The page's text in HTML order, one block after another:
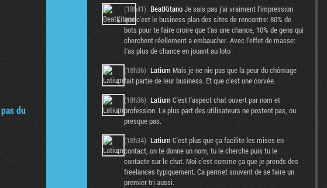
pas du
(18h41) BeatKitanoJe sais pas j'ai vraiment l'impression
que c'est le business plan des sites de rencontre: 80% de
bots pour te faire croire que t'as une chance, 10% de gens qui
cherchent réellement a embaucher. Avec l'effet de masse:
t'as plus de chance en jouant au loto
(18h36) Latium Mais je ne nie pas que la peur du chômage
fait partie de leur business. Et que c'est une corvée.
(18h36) Latium C'est l'aspect chat ouvert par nom et
profession. La plus part des utilisateurs ne postent pas, ou
presque pas.
(18h34) Latium C'est plus que ça facilite les mises en
contact, on te donne un nom, tu le cherche puis tu le
contacte sur le chat. Moi c'est comme ça que je prends des
freelances typiquement. Ca permet souvent de se faire un
premier tri aussi.